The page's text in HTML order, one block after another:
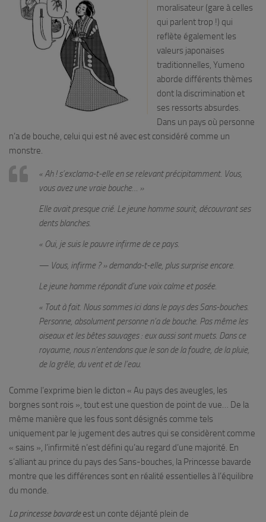
moralisateur (gare à celles
qui parlent trop !) qui
reflète également les
valeurs japonaises
traditionnelles, Yumeno
aborde différents thèmes
dont la discrimination et
ses ressorts absurdes.
Dans un pays où personne
n’a de bouche, celui qui est né avec est considéré comme un
monstre.
« Ah ! s’exclama-t-elle en se relevant précipitamment. Vous,
vous avez une vraie bouche… »
Elle avait presque crié. Le jeune homme sourit, découvrant ses
dents blanches.
« Oui, je suis le pauvre infirme de ce pays.
— Vous, infirme ? » demanda-t-elle, plus surprise encore.
Le jeune homme répondit d’une voix calme et posée.
« Tout à fait. Nous sommes ici dans le pays des Sans-bouches.
Personne, absolument personne n’a de bouche. Pas même les
oiseaux et les bêtes sauvages : eux aussi sont muets. Dans ce
royaume, nous n’entendons que le son de la foudre, de la pluie,
de la grêle, du vent et de l’eau.
Comme l’exprime bien le dicton « Au pays des aveugles, les
borgnes sont rois », tout est une question de point de vue… De la
même manière que les fous sont désignés comme tels
uniquement par le jugement des autres qui se considèrent comme
« sains », l’infirmité n’est défini qu’au regard d’une majorité. En
s’alliant au prince du pays des Sans-bouches, la Princesse bavarde
montre que les différences sont en réalité essentielles à l’équilibre
du monde.
La princesse bavardeest un conte déjanté plein de